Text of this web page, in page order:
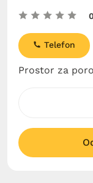
Prostor za
Telefon